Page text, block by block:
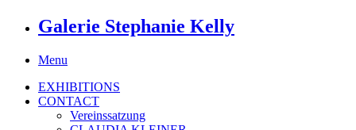
Galerie Stephanie Kelly
Menu
EXHIBITIONS
CONTACT
Vereinssatzung